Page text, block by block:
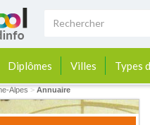
Diplômes Villes Types
Alpes > Annuaire